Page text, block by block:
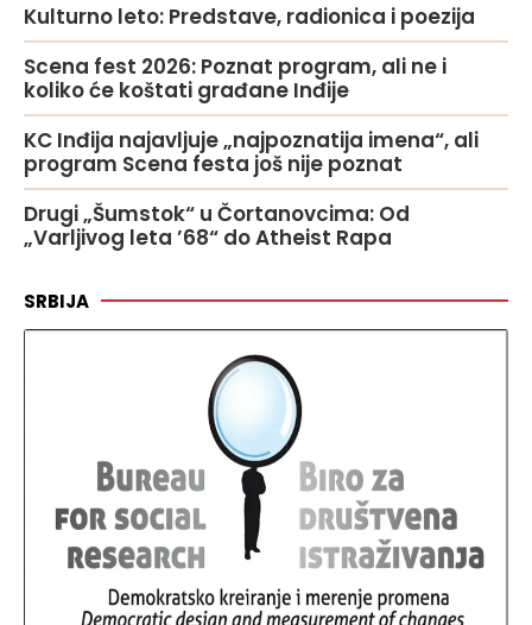
Kulturno leto: Predstave, radionica i poezija
Scena fest 2026: Poznat program, ali ne i
koliko će koštati građane Inđije
KC Inđija najavljuje „najpoznatija imena“, ali
program Scena festa još nije poznat
Drugi „Šumstok“ u Čortanovcima: Od
„Varljivog leta ’68“ do Atheist Rapa
SRBIJA